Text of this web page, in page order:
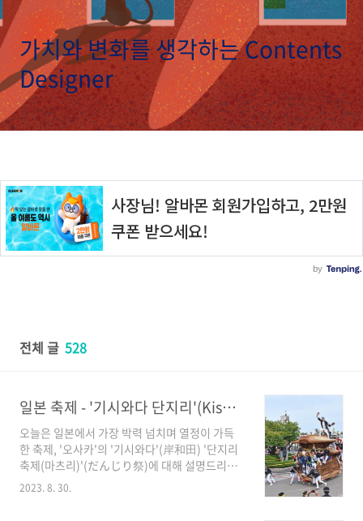
가치와 변화를 생각하는 Contents
Designer
전체 글 528
일본 축제 - '기시와다 단지리'(Kishiwada Danjiri) 축제 - 오사카(Osaka) 자유 여행
오늘은 일본에서 가장 박력 넘치며 열정이 가득
한 축제, '오사카'의 '기시와다'(岸和田) '단지리
축제(마츠리)'(だんじり祭)에 대해 설명드리겠
습니다. 먼저 '단지리 축제의 기원과 역사'에 대해
2023. 8. 30.